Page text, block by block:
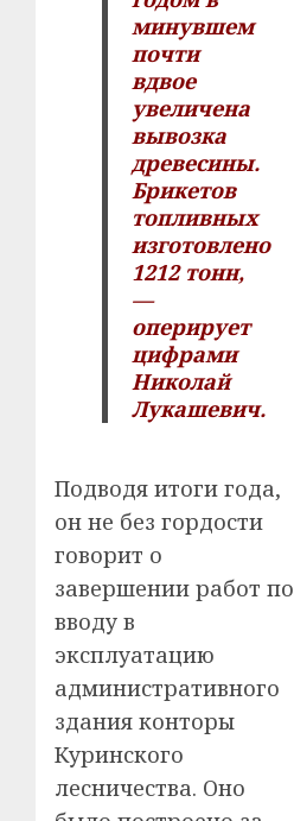
минувшем
почти
вдвое
увеличена
вывозка
древесины.
Брикетов
топливных
изготовлено
1212 тонн,
—
оперирует
цифрами
Николай
Лукашевич.
Подводя итоги года,
он не без гордости
говорит о
завершении работ по
вводу в
эксплуатацию
административного
здания конторы
Куринского
лесничества. Оно